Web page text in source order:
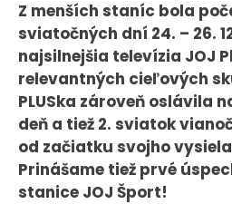
Z menších staníc bola
sviatočných dní 24. – 26.
najsilnejšia televízia JOJ
relevantných cieľových
PLUSka zároveň oslávila
deň a tiež 2. sviatok
od začiatku svojho
Prinášame tiež prvé
stanice JOJ Šport!